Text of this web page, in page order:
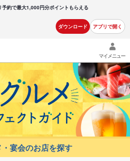
予約で最大1,000円分ポイントもらえる
ダウンロード アプリで開く
マイメニュー
宴会のお店を探す